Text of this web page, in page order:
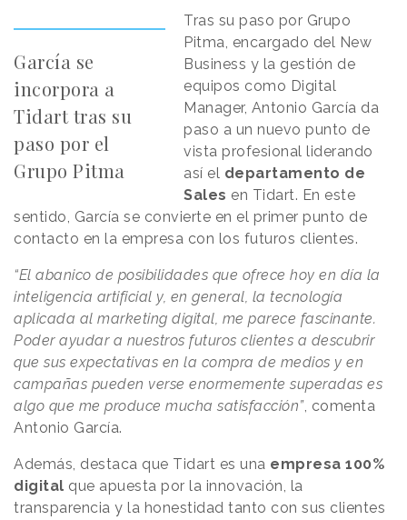
García se
incorpora a
Tidart tras su
paso por el
Grupo Pitma
Tras su paso por Grupo
Pitma, encargado del New
Business y la gestión de
equipos como Digital
Manager, Antonio García da
paso a un nuevo punto de
vista profesional liderando
así el departamento de
Sales en Tidart. En este
sentido, García se convierte en el primer punto de
contacto en la empresa con los futuros clientes.
“El abanico de posibilidades que ofrece hoy en día la
inteligencia artificial y, en general, la tecnología
aplicada al marketing digital, me parece fascinante.
Poder ayudar a nuestros futuros clientes a descubrir
que sus expectativas en la compra de medios y en
campañas pueden verse enormemente superadas es
algo que me produce mucha satisfacción”, comenta
Antonio García.
Además, destaca que Tidart es una empresa 100%
digital que apuesta por la innovación, la
transparencia y la honestidad tanto con sus clientes